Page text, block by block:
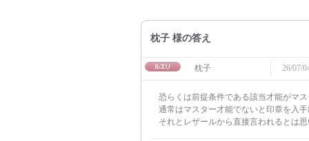
枕子 様の答え
枕子 26/07/
恐らくは前提条件である該当才能がマ
通常はマスター才能でないと印章を入
それとレザールから直接言われるとは